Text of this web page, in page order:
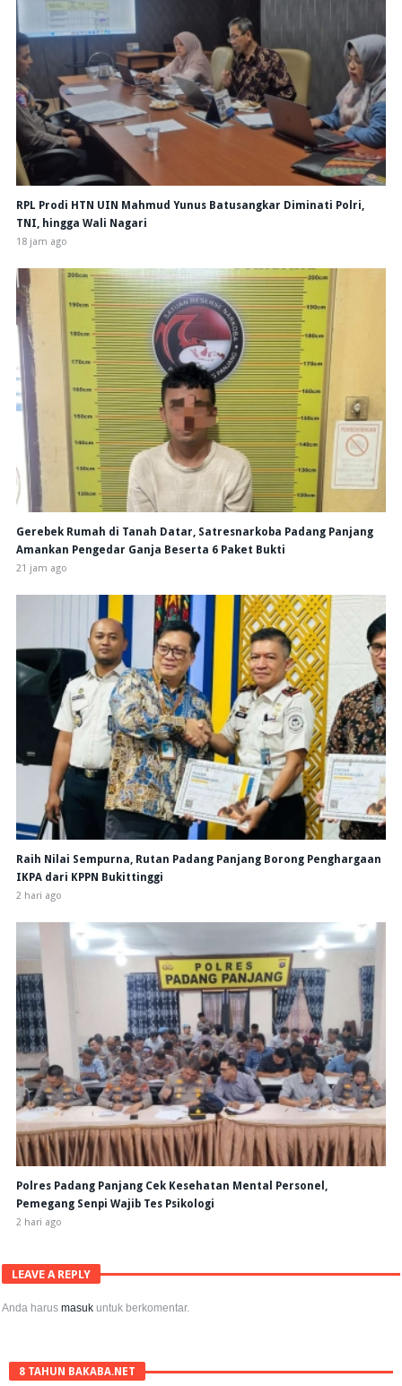
RPL Prodi HTN UIN Mahmud Yunus Batusangkar Diminati Polri,
TNI, hingga Wali Nagari
18 jam ago
Gerebek Rumah di Tanah Datar, Satresnarkoba Padang Panjang
Amankan Pengedar Ganja Beserta 6 Paket Bukti
21 jam ago
Raih Nilai Sempurna, Rutan Padang Panjang Borong Penghargaan
IKPA dari KPPN Bukittinggi
2 hari ago
Polres Padang Panjang Cek Kesehatan Mental Personel,
Pemegang Senpi Wajib Tes Psikologi
2 hari ago
LEAVE A REPLY
Anda harusmasuk untuk berkomentar.
8 TAHUN BAKABA.NET